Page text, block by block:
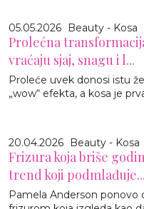
05.05.2026 Beauty - Kosa
Prolećna
vraćaju sjaj, snagu i l...
Proleće uvek donosi istu
„wow“ efekta, a kosa je
20.04.2026 Beauty - Kosa
Frizura koja briše
trend koji podmlađuje...
Pamela Anderson ponovo